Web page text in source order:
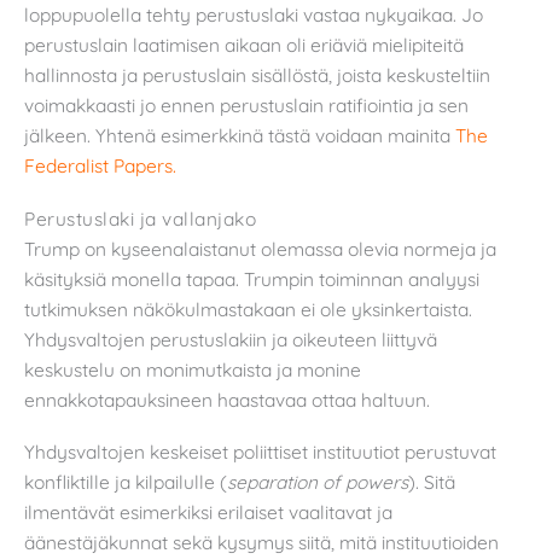
loppupuolella tehty perustuslaki vastaa nykyaikaa. Jo
perustuslain laatimisen aikaan oli eriäviä mielipiteitä
hallinnosta ja perustuslain sisällöstä, joista keskusteltiin
voimakkaasti jo ennen perustuslain ratifiointia ja sen
jälkeen. Yhtenä esimerkkinä tästä voidaan mainita The
Federalist Papers.
Perustuslaki ja vallanjako
Trump on kyseenalaistanut olemassa olevia normeja ja
käsityksiä monella tapaa. Trumpin toiminnan analyysi
tutkimuksen näkökulmastakaan ei ole yksinkertaista.
Yhdysvaltojen perustuslakiin ja oikeuteen liittyvä
keskustelu on monimutkaista ja monine
ennakkotapauksineen haastavaa ottaa haltuun.
Yhdysvaltojen keskeiset poliittiset instituutiot perustuvat
konfliktille ja kilpailulle (separation of powers). Sitä
ilmentävät esimerkiksi erilaiset vaalitavat ja
äänestäjäkunnat sekä kysymys siitä, mitä instituutioiden